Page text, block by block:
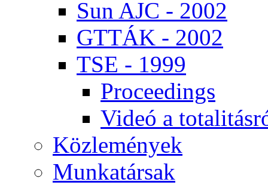
Sun AJC - 2002
GT­TÁK - 2002
TSE - 1999
Pro­ce­e­dings
Vi­deó a
Köz­le­mé­nyek
Mun­ka­tár­sak